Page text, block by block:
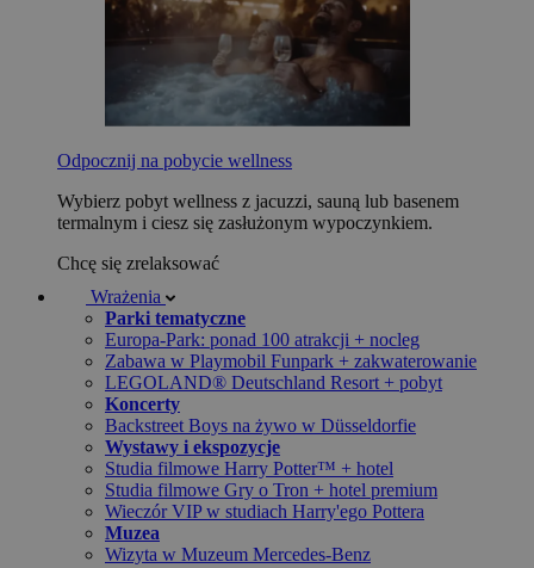
Odpocznij na pobycie wellness
Wybierz pobyt wellness z jacuzzi, sauną lub basenem
termalnym i ciesz się zasłużonym wypoczynkiem.
Chcę się zrelaksować
Wrażenia
Parki tematyczne
Europa-Park: ponad 100 atrakcji + nocleg
Zabawa w Playmobil Funpark + zakwaterowanie
LEGOLAND® Deutschland Resort + pobyt
Koncerty
Backstreet Boys na żywo w Düsseldorfie
Wystawy i ekspozycje
Studia filmowe Harry Potter™ + hotel
Studia filmowe Gry o Tron + hotel premium
Wieczór VIP w studiach Harry'ego Pottera
Muzea
Wizyta w Muzeum Mercedes-Benz